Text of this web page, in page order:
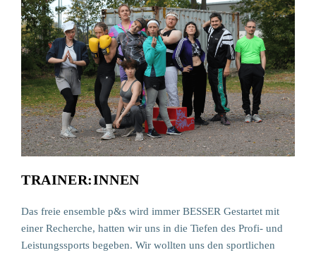
TRAINER:INNEN
Das freie ensemble p&s wird immer BESSER Gestartet mit
einer Recherche, hatten wir uns in die Tiefen des Profi- und
Leistungssports begeben. Wir wollten uns den sportlichen